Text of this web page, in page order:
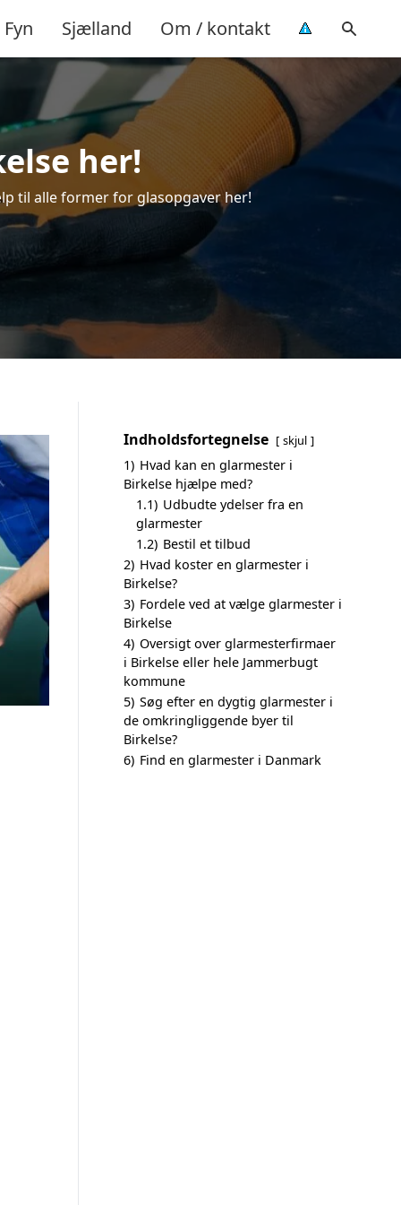
Fyn Sjælland Om / kontakt
her!
til alle former for glasopgaver her!
Indholdsfortegnelse skjul
1) Hvad kan en glarmester i
Birkelse hjælpe med?
1.1) Udbudte ydelser fra en
glarmester
1.2) Bestil et tilbud
2) Hvad koster en glarmester i
Birkelse?
3) Fordele ved at vælge glarmester i
Birkelse
4) Oversigt over glarmesterfirmaer
i Birkelse eller hele Jammerbugt
kommune
5) Søg efter en dygtig glarmester i
de omkringliggende byer til
Birkelse?
6) Find en glarmester i Danmark